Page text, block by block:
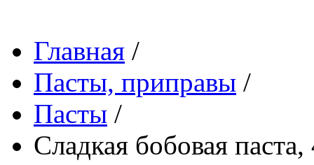
Главная /
Пасты, приправы /
Пасты /
Сладкая бобовая паста,